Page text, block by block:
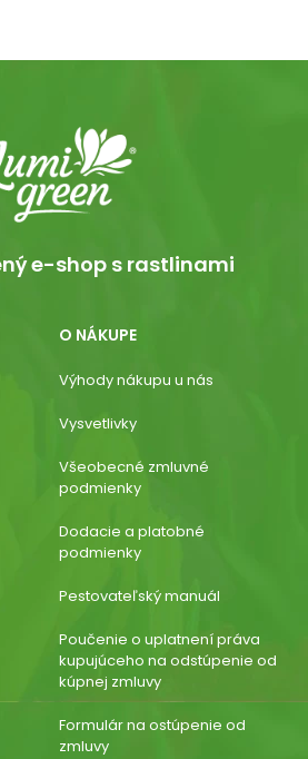
e-shop s rastlinami
O NÁKUPE
Výhody nákupu u nás
Vysvetlivky
Všeobecné zmluvné
podmienky
Dodacie a platobné
podmienky
Pestovateľský manuál
Poučenie o uplatnení práva
kupujúceho na odstúpenie od
kúpnej zmluvy
Formulár na ostúpenie od
zmluvy